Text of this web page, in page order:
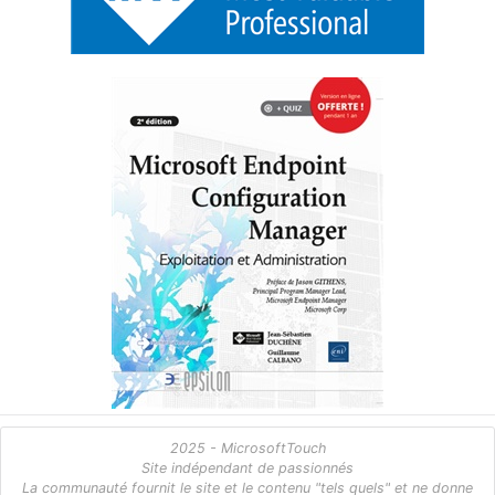
2025 - MicrosoftTouch
Site indépendant de passionnés
La communauté fournit le site et le contenu "tels quels" et ne donne